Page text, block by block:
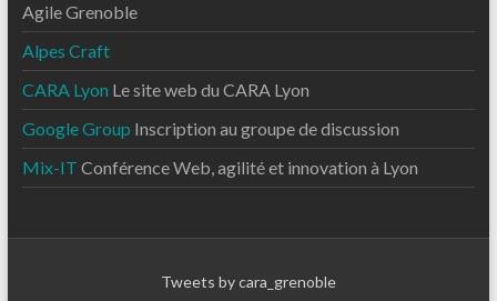
Agile Grenoble
Alpes Craft
CARA Lyon Le site web du CARA Lyon
Google Group Inscription au groupe de discussion
Mix-IT Conférence Web, agilité et innovation à Lyon
Tweets by cara_grenoble